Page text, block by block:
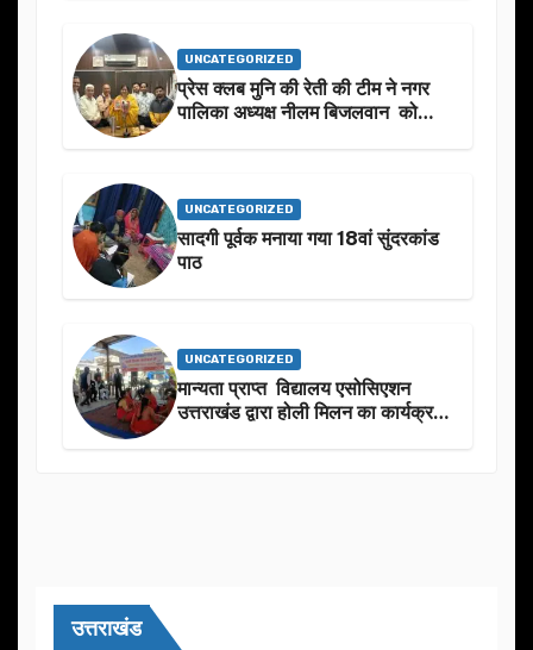
UNCATEGORIZED
प्रेस क्लब मुनि की रेती की टीम ने नगर
पालिका अध्यक्ष नीलम बिजलवान को
UNCATEGORIZED
सादगी पूर्वक मनाया गया 18वां सुंदरकांड
पाठ
UNCATEGORIZED
मान्यता प्राप्त विद्यालय एसोसिएशन
उत्तराखंड द्वारा होली मिलन का कार्यक्रम
उत्तराखंड